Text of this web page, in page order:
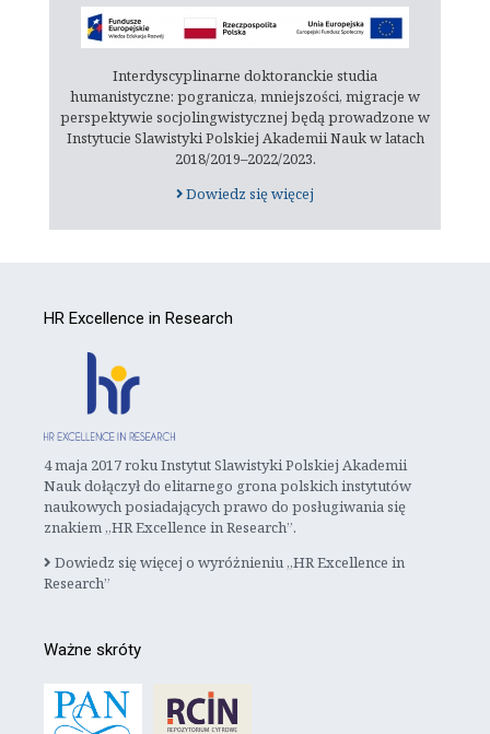
Interdyscyplinarne doktoranckie studia
humanistyczne: pogranicza, mniejszości, migracje w
perspektywie socjolingwistycznej będą prowadzone w
Instytucie Slawistyki Polskiej Akademii Nauk w latach
2018/2019–2022/2023.
Dowiedz się więcej
HR Excellence in Research
4 maja 2017 roku Instytut Slawistyki Polskiej Akademii
Nauk dołączył do elitarnego grona polskich instytutów
naukowych posiadających prawo do posługiwania się
znakiem „HR Excellence in Research”.
Dowiedz się więcej o wyróżnieniu „HR Excellence in
Research”
Ważne skróty